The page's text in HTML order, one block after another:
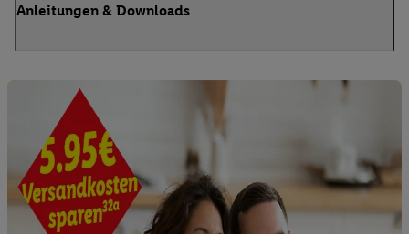
Anleitungen & Downloads